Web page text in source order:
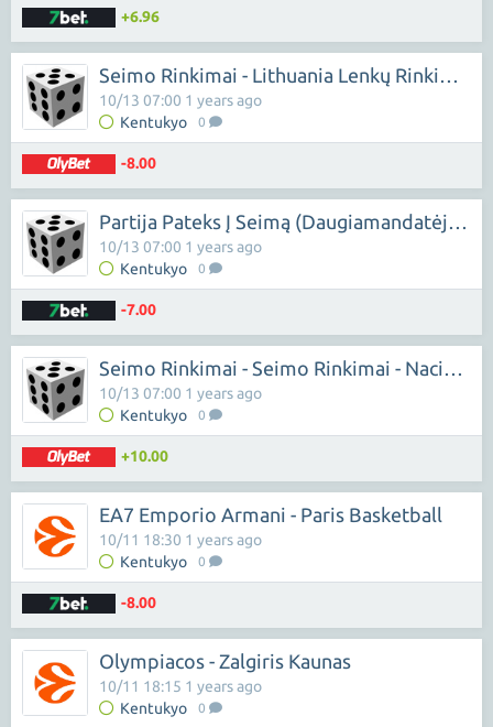
+6.96
Seimo Rinkimai - Lithuania Lenkų Rinkimų Akcija-Krikščioniškų Šeimų Sąjunga
Kentukyo 0
10/13 07:00 1 years ago
-8.00
Partija Pateks Į Seimą (daugiamandatėje) - Nacionalinis Susivienijimas
Kentukyo 0
10/13 07:00 1 years ago
-7.00
Seimo Rinkimai - Seimo Rinkimai - Nacionalinis Susivienijimas
Kentukyo 0
10/13 07:00 1 years ago
+10.00
EA7 Emporio Armani - Paris Basketball
Kentukyo 0
10/11 18:30 1 years ago
-8.00
Olympiacos - Zalgiris Kaunas
Kentukyo 0
10/11 18:15 1 years ago